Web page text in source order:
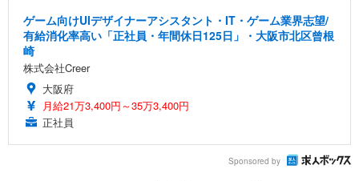
ゲーム向けUIデザイナーアシスタント・IT・ゲーム業界志望/
有給消化率高い「正社員・年間休日125日」・大阪市北区曾根
崎
株式会社Creer
大阪府
月給21万3,400円～35万3,400円
正社員
Sponsored by